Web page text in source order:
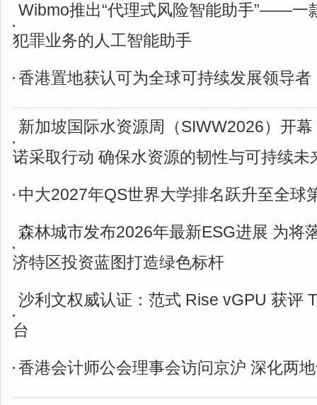
Wibmo推出“代理式风险智能助手”——一
犯罪业务的人工智能助手
香港置地获认可为全球可持续发展领导者
新加坡国际水资源周（SIWW2026）开
诺采取行动 确保水资源的韧性与可持续未
中大2027年QS世界大学排名跃升至全球
森林城市发布2026年最新ESG进展 为将
济特区投资蓝图打造绿色标杆
沙利文权威认证：范式 Rise vGPU 获评
台
香港会计师公会理事会访问京沪 深化两